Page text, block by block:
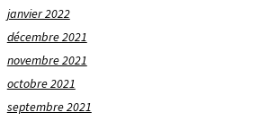
janvier 2022
décembre 2021
novembre 2021
octobre 2021
septembre 2021